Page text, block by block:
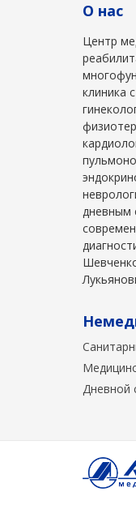
О нас
Центр
клиника
дневным
Дневной